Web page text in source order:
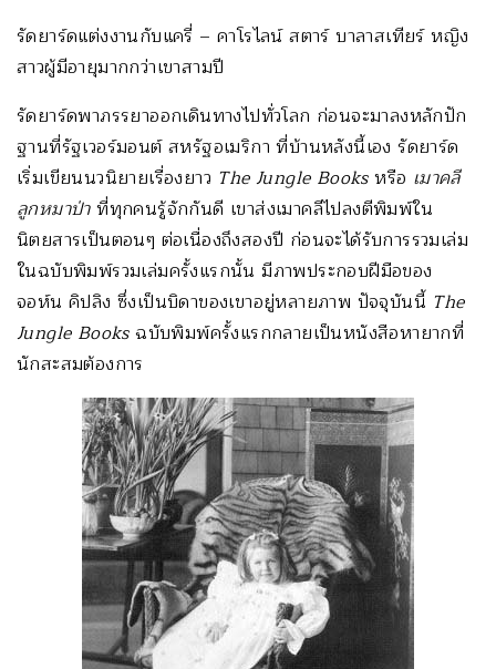
รัดยาร์ดแต่งงานกับแครี่ – คาโรไลน์ สตาร์ บาลาสเทียร์ หญิง
สาวผู้มีอายุมากกว่าเขาสามปี
รัดยาร์ดพาภรรยาออกเดินทางไปทั่วโลก ก่อนจะมาลงหลักปัก
ฐานที่รัฐเวอร์มอนต์ สหรัฐอเมริกา ที่บ้านหลังนี้เอง รัดยาร์ด
เริ่มเขียนนวนิยายเรื่องยาว The Jungle Booksหรือ เมาคลี
ลูกหมาป่าที่ทุกคนรู้จักกันดี เขาส่งเมาคลีไปลงตีพิมพ์ใน
นิตยสารเป็นตอนๆ ต่อเนื่องถึงสองปี ก่อนจะได้รับการรวมเล่ม
ในฉบับพิมพ์รวมเล่มครั้งแรกนั้น มีภาพประกอบฝีมือของ
จอห์น คิปลิง ซึ่งเป็นบิดาของเขาอยู่หลายภาพ ปัจจุบันนี้ The
Jungle Booksฉบับพิมพ์ครั้งแรกกลายเป็นหนังสือหายากที่
นักสะสมต้องการ